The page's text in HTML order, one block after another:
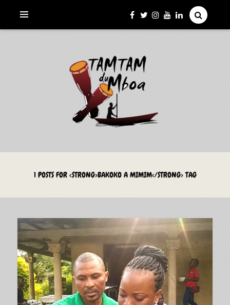
LE TAMTAM DU MBOA
La Culture du Mboa Dévoilée !
1 POSTS FOR <STRONG>BAKOKO A MIMIM</STRONG> TAG